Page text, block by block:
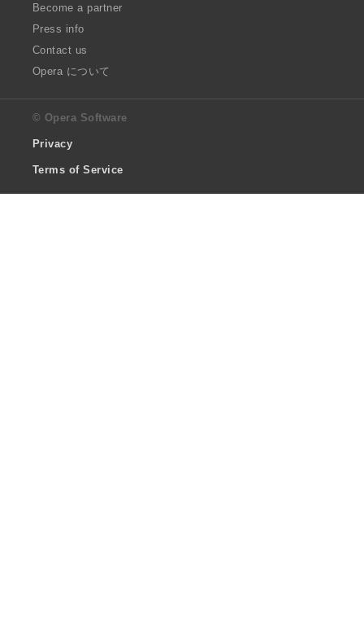
Become a partner
Press info
Contact us
Opera について
© Opera Software
Privacy
Terms of Service